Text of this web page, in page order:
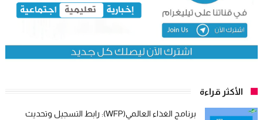
الأكثر قراءة
برنامج الغذاء العالمي(WFP): رابط التسجيل وتحديث